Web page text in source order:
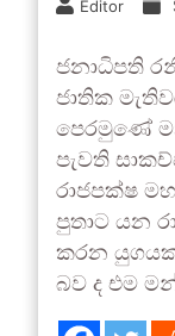
Editor
ජනාධිපති
ජාතික
පෙරමුණේ
පැවති
රාජපක්ෂ
පුතාට යන
කරන
බව ද එම